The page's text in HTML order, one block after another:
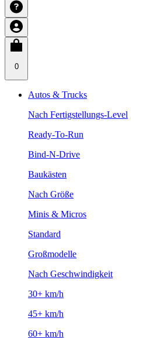
0
Autos & Trucks
Nach Fertigstellungs-Level
Ready-To-Run
Bind-N-Drive
Baukästen
Nach Größe
Minis & Micros
Standard
Großmodelle
Nach Geschwindigkeit
30+ km/h
45+ km/h
60+ km/h